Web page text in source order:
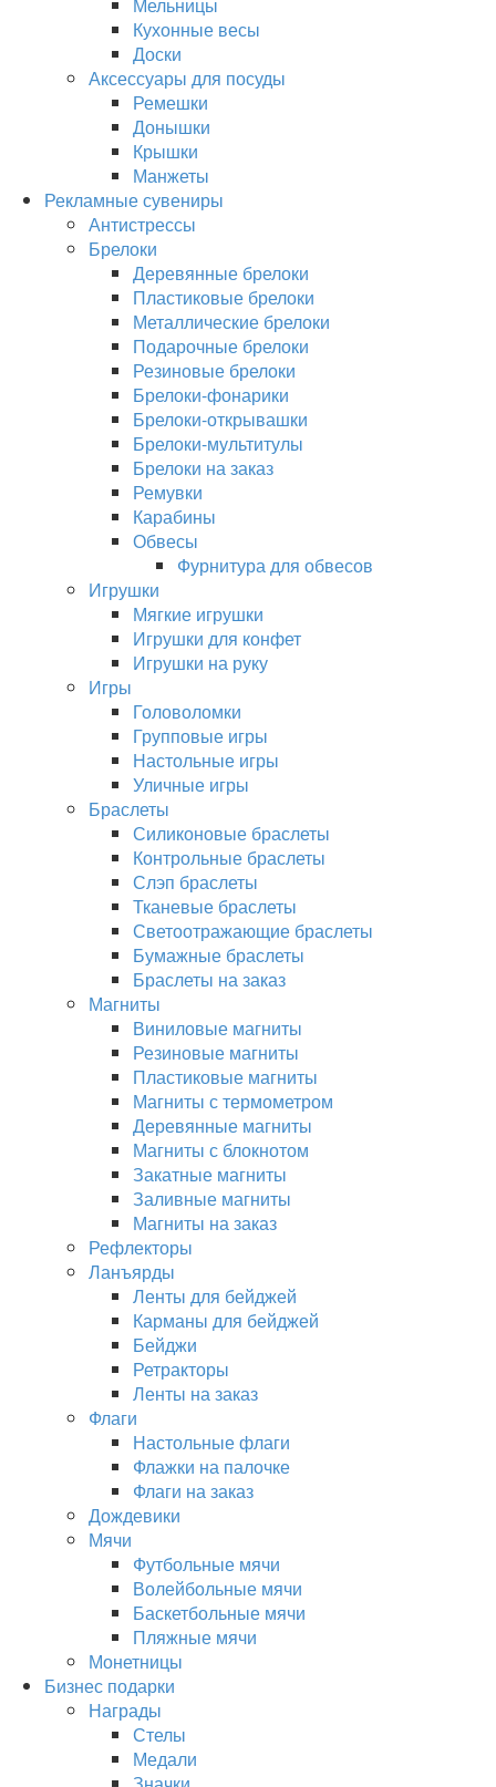
Кухонные весы
Доски
Аксессуары для посуды
Ремешки
Донышки
Крышки
Манжеты
Рекламные сувениры
Антистрессы
Брелоки
Деревянные брелоки
Пластиковые брелоки
Металлические брелоки
Подарочные брелоки
Резиновые брелоки
Брелоки-фонарики
Брелоки-открывашки
Брелоки-мультитулы
Брелоки на заказ
Ремувки
Карабины
Обвесы
Фурнитура для обвесов
Игрушки
Мягкие игрушки
Игрушки для конфет
Игрушки на руку
Игры
Головоломки
Групповые игры
Настольные игры
Уличные игры
Браслеты
Силиконовые браслеты
Контрольные браслеты
Слэп браслеты
Тканевые браслеты
Светоотражающие браслеты
Бумажные браслеты
Браслеты на заказ
Магниты
Виниловые магниты
Резиновые магниты
Пластиковые магниты
Магниты с термометром
Деревянные магниты
Магниты с блокнотом
Закатные магниты
Заливные магниты
Магниты на заказ
Рефлекторы
Ланъярды
Ленты для бейджей
Карманы для бейджей
Бейджи
Ретракторы
Ленты на заказ
Флаги
Настольные флаги
Флажки на палочке
Флаги на заказ
Дождевики
Мячи
Футбольные мячи
Волейбольные мячи
Баскетбольные мячи
Пляжные мячи
Монетницы
Бизнес подарки
Награды
Стелы
Медали